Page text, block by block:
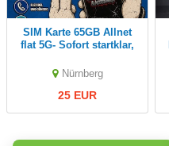
SIM Karte 65GB Allnet
flat 5G- Sofort startklar,
Nürnberg
25 EUR